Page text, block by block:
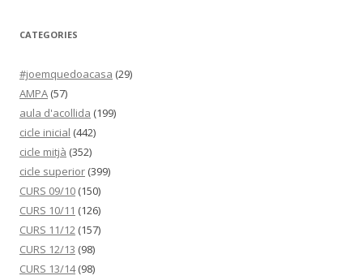
CATEGORIES
#joemquedoacasa (29)
AMPA (57)
aula d'acollida (199)
cicle inicial (442)
cicle mitjà (352)
cicle superior (399)
CURS 09/10 (150)
CURS 10/11 (126)
CURS 11/12 (157)
CURS 12/13 (98)
CURS 13/14(98)